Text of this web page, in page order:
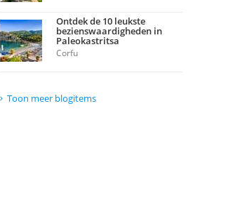
Ontdek de 10 leukste
bezienswaardigheden in
Paleokastritsa
Corfu
Toon meer blogitems